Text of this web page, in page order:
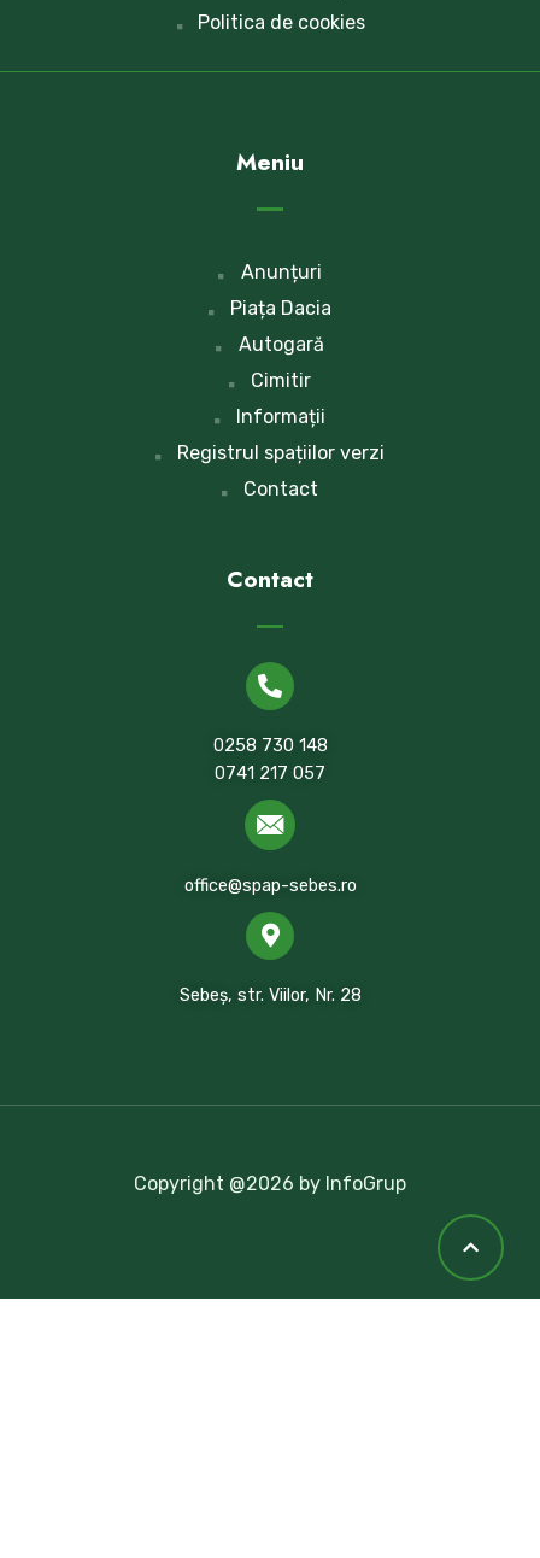
Politica de cookies
Meniu
Anunțuri
Piața Dacia
Autogară
Cimitir
Informații
Registrul spațiilor verzi
Contact
Contact
0258 730 148
0741 217 057
office@spap-sebes.ro
Sebeș, str. Viilor, Nr. 28
Copyright @2026 by InfoGrup